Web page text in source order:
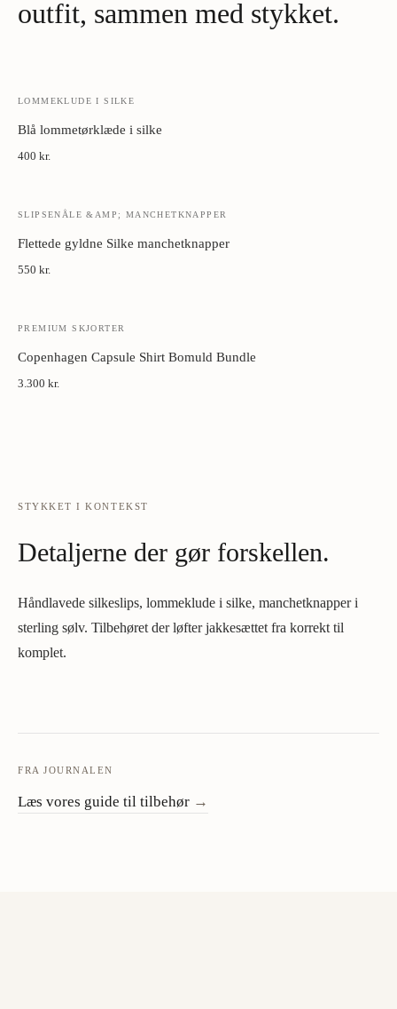
outfit, sammen med stykket.
LOMMEKLUDE I SILKE
Blå lommetørklæde i silke
400 kr.
SLIPSENÅLE &AMP; MANCHETKNAPPER
Flettede gyldne Silke manchetknapper
550 kr.
PREMIUM SKJORTER
Copenhagen Capsule Shirt Bomuld Bundle
3.300 kr.
STYKKET I KONTEKST
Detaljerne der gør forskellen.
Håndlavede silkeslips, lommeklude i silke, manchetknapper i
sterling sølv. Tilbehøret der løfter jakkesættet fra korrekt til
komplet.
FRA JOURNALEN
Læs vores guide til tilbehør →